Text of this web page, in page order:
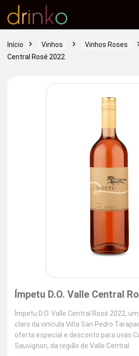
Início Vinhos Vinhos Roses
Central Rosé 2022
Ímpetu D.O. Valle Central
Ímpetu D.O. Valle Central Rosé 2022,
claro da vinícula Viña San Pedro
oferta especial e desconto para uvas
Sauvignon, da região de Valle Central